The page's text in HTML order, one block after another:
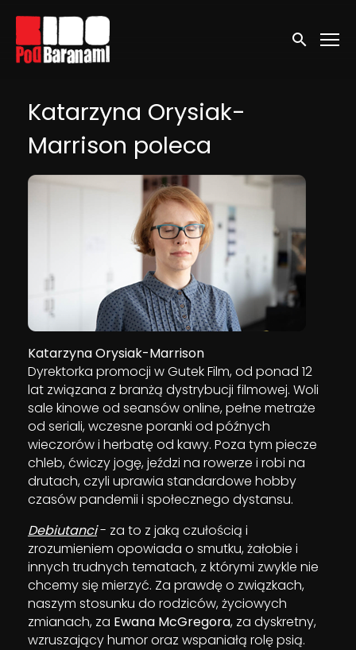
Linki ułatwień dostępu
Wyszukaj
Katarzyna Orysiak-
Marrison poleca
Katarzyna Orysiak-Marrison
Dyrektorka promocji w Gutek Film, od ponad 12
lat związana z branżą dystrybucji filmowej. Woli
sale kinowe od seansów online, pełne metraże
od seriali, wczesne poranki od późnych
wieczorów i herbatę od kawy. Poza tym piecze
chleb, ćwiczy jogę, jeździ na rowerze i robi na
drutach, czyli uprawia standardowe hobby
czasów pandemii i społecznego dystansu.
Debiutanci- za to z jaką czułością i
zrozumieniem opowiada o smutku, żałobie i
innych trudnych tematach, z którymi zwykle nie
chcemy się mierzyć. Za prawdę o związkach,
naszym stosunku do rodziców, życiowych
zmianach, za Ewana McGregora, za dyskretny,
wzruszający humor oraz wspaniałą rolę psią.